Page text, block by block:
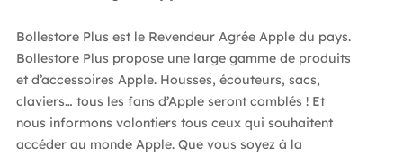
Bollestore Plus est le Revendeur Agrée Apple du pays.
Bollestore Plus propose une large gamme de produits
et d’accessoires Apple. Housses, écouteurs, sacs,
claviers… tous les fans d’Apple seront comblés ! Et
nous informons volontiers tous ceux qui souhaitent
accéder au monde Apple. Que vous soyez à la